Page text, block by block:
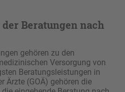
Beratungen nach
gehören zu den
Versorgung von
Beratungsleistungen in
Ärzte (GOÄ) gehören die